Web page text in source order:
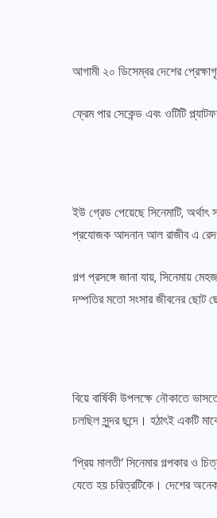
আগামী ২০ ডিসেম্বর দেশের
ফ্রেম পার সেকেন্ড এবং ওটিটি
ইউ গ্রেড পেয়েছে সিনেমাটি, অর্থাৎ
প্রযোজক আদনান আল রাজীব এ
গল্প প্রসঙ্গে জানা যায়, সিনেমায়
দম্পতির মতো সংসার জীবনের ছোট
বিয়ে বার্ষিকী উপলক্ষে নৌকাতে
চলছিল সুন্দর ছন্দে। হঠাৎই একটি
‘প্রিয় মালতী’ সিনেমার গল্পকার ও
যেতে হয় চরিত্রটিকে। দেশের